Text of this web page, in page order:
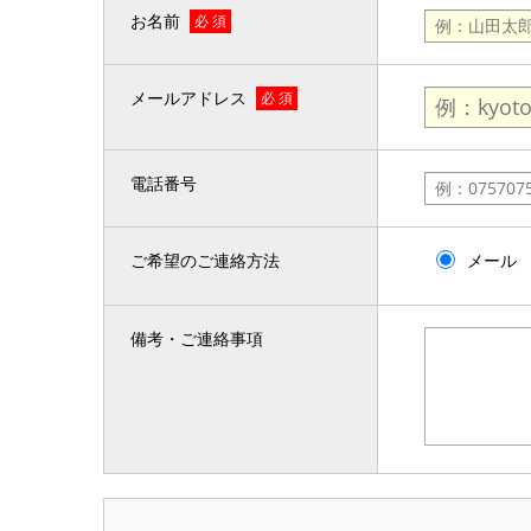
お名前 必 須
メールアドレス 必 須
電話番号
ご希望のご連絡方法 メール
備考・ご連絡事項